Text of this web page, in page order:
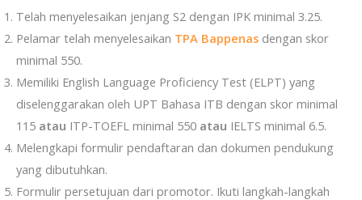
Telah menyelesaikan jenjang S2 dengan IPK minimal 3.25.
Pelamar telah menyelesaikan TPA Bappenas dengan skor
minimal 550.
Memiliki English Language Proficiency Test (ELPT) yang
diselenggarakan oleh UPT Bahasa ITB dengan skor minimal
115 atau ITP-TOEFL minimal 550 atau IELTS minimal 6.5.
Melengkapi formulir pendaftaran dan dokumen pendukung
yang dibutuhkan.
Formulir persetujuan dari promotor. Ikuti langkah-langkah